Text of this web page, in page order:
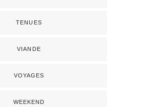
TENUES
VIANDE
VOYAGES
WEEKEND